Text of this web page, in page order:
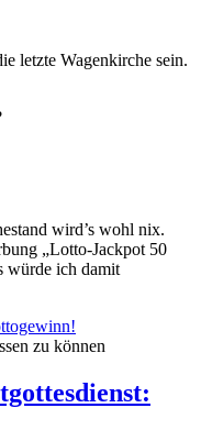
letzte Wagenkirche sein.
wird’s wohl nix.
„Lotto-Jackpot 50
würde ich damit
zu können